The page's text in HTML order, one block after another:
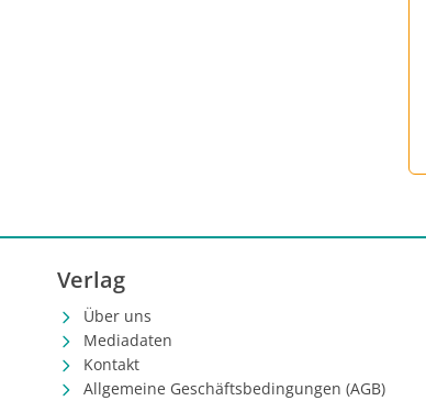
Verlag
Über uns
Mediadaten
Kontakt
Allgemeine Geschäftsbedingungen (AGB)